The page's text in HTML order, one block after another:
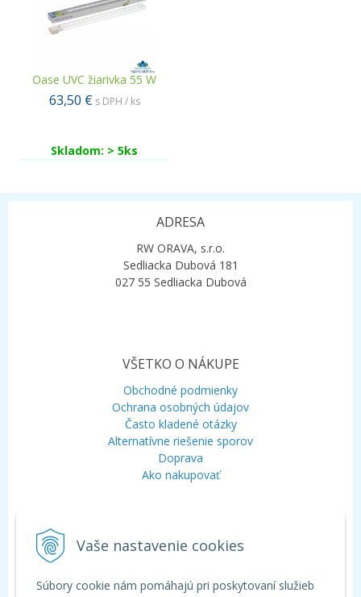
Vaše nastavenie cookies
Súbory cookie nám pomáhajú pri poskytovaní služieb
Oase UVC žiarivka 55 W
63,50 € s DPH / ks
Skladom: > 5ks
ADRESA
RW ORAVA, s.r.o.
Sedliacka Dubová 181
027 55 Sedliacka Dubová
VŠETKO O NÁKUPE
Obchodné podmienky
Ochrana osobných údajov
Často kladené otázky
Alternatívne riešenie sporov
Doprava
Ako nakupovať
Mobil:+421 948 120 323
Chat:WhatsApp